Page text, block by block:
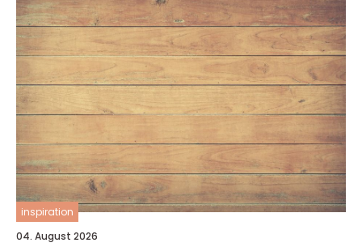
inspiration
04. August 2026